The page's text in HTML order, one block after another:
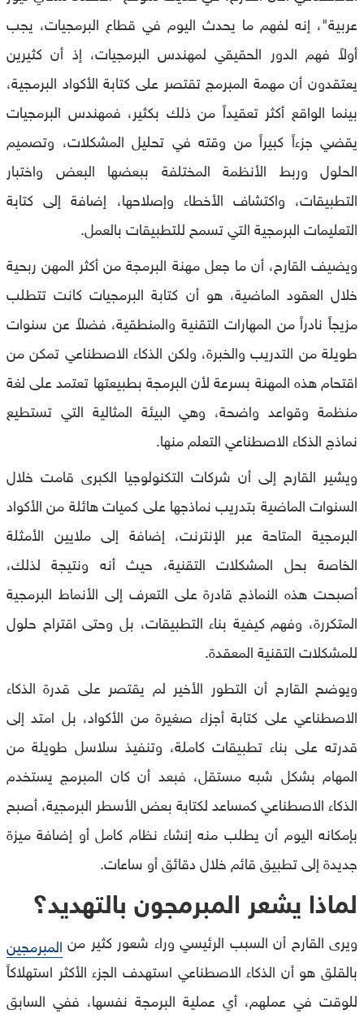
عربية"، إنه لفهم ما يحدث اليوم في قطاع البرمجيات، يجب
أولاً فهم الدور الحقيقي لمهندس البرمجيات، إذ أن كثيرين
يعتقدون أن مهمة المبرمج تقتصر على كتابة الأكواد البرمجية،
بينما الواقع أكثر تعقيداً من ذلك بكثير، فمهندس البرمجيات
يقضي جزءاً كبيراً من وقته في تحليل المشكلات، وتصميم
الحلول وربط الأنظمة المختلفة ببعضها البعض واختبار
التطبيقات، واكتشاف الأخطاء وإصلاحها، إضافة إلى كتابة
التعليمات البرمجية التي تسمح للتطبيقات بالعمل.
ويضيف القارح، أن ما جعل مهنة البرمجة من أكثر المهن ربحية
خلال العقود الماضية، هو أن كتابة البرمجيات كانت تتطلب
مزيجاً نادراً من المهارات التقنية والمنطقية، فضلاً عن سنوات
طويلة من التدريب والخبرة، ولكن الذكاء الاصطناعي تمكن من
اقتحام هذه المهنة بسرعة لأن البرمجة بطبيعتها تعتمد على لغة
منظمة وقواعد واضحة، وهي البيئة المثالية التي تستطيع
نماذج الذكاء الاصطناعي التعلم منها.
ويشير القارح إلى أن شركات التكنولوجيا الكبرى قامت خلال
السنوات الماضية بتدريب نماذجها على كميات هائلة من الأكواد
البرمجية المتاحة عبر الإنترنت، إضافة إلى ملايين الأمثلة
الخاصة بحل المشكلات التقنية، حيث أنه ونتيجة لذلك،
أصبحت هذه النماذج قادرة على التعرف إلى الأنماط البرمجية
المتكررة، وفهم كيفية بناء التطبيقات، بل وحتى اقتراح حلول
للمشكلات التقنية المعقدة.
ويوضح القارح أن التطور الأخير لم يقتصر على قدرة الذكاء
الاصطناعي على كتابة أجزاء صغيرة من الأكواد، بل امتد إلى
قدرته على بناء تطبيقات كاملة، وتنفيذ سلاسل طويلة من
المهام بشكل شبه مستقل، فبعد أن كان المبرمج يستخدم
الذكاء الاصطناعي كمساعد لكتابة بعض الأسطر البرمجية، أصبح
بإمكانه اليوم أن يطلب منه إنشاء نظام كامل أو إضافة ميزة
جديدة إلى تطبيق قائم خلال دقائق أو ساعات.
لماذا يشعر المبرمجون بالتهديد؟
ويرى القارح أن السبب الرئيسي وراء شعور كثير من المبرمجين
بالقلق هو أن الذكاء الاصطناعي استهدف الجزء الأكثر استهلاكاً
للوقت في عملهم، أي عملية البرمجة نفسها، ففي السابق